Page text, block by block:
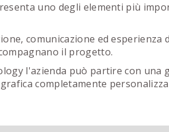
uno degli elementi più
comunicazione ed
il progetto.
l'azienda può partire con
completamente